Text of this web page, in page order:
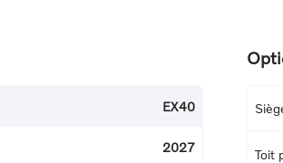
EX40
2027 Toit